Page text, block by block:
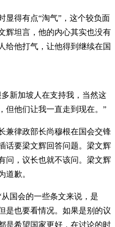
显得有点“淘气”，这个较负面
辉坦言，他的内心其实也没有
给他打气，让他得到继续在国
新加坡人在支持我，当然这
但他们让我一直走到现在。”
兼律政部长尚穆根在国会交锋
话要梁文辉回答问题。梁文辉
问，议长也就不该问。梁文辉
道歉。
国会的一些条文来说，是
是也要看情况。如果是别的议
是希望国家更好，在讨论的时